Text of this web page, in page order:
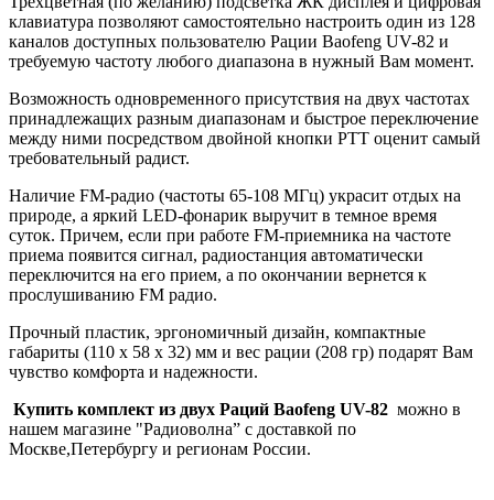
клавиатура позволяют самостоятельно настроить один из 128
каналов доступных пользователю Рации Baofeng UV-82 и
требуемую частоту любого диапазона в нужный Вам момент.
Возможность одновременного присутствия на двух частотах
принадлежащих разным диапазонам и быстрое переключение
между ними посредством двойной кнопки РТТ оценит самый
требовательный радист.
Наличие FM-радио (частоты 65-108 МГц) украсит отдых на
природе, а яркий LED-фонарик выручит в темное время
суток. Причем, если при работе FM-приемника на частоте
приема появится сигнал, радиостанция автоматически
переключится на его прием, а по окончании вернется к
прослушиванию FM радио.
Прочный пластик, эргономичный дизайн, компактные
габариты (110 х 58 x 32) мм и вес рации (208 гр) подарят Вам
чувство комфорта и надежности.
Купить комплект из двух Раций Вaofeng UV-82 можно в
нашем магазине "Радиоволна” с доставкой по
Москве,Петербургу и регионам России.